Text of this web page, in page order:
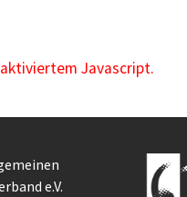
Javascript.
e.V.